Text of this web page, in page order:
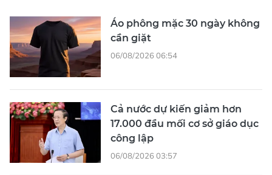
Áo phông mặc 30 ngày không
cần giặt
06/08/2026 06:54
Cả nước dự kiến giảm hơn
17.000 đầu mối cơ sở giáo dục
công lập
06/08/2026 03:57